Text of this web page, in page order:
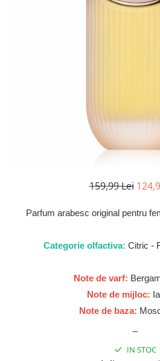
Riiffs
159,99 Lei
Parfum arabesc original pentru
Categorie olfactiva: Citric -
Note de varf:
Note de mijloc:
Note de baza:
IN STOC